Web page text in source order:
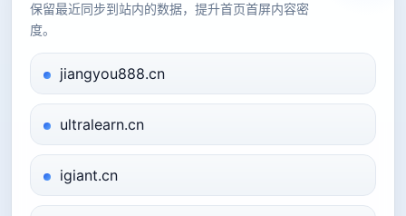
保留最近同步到站内的数据，提升首页首屏内容密
度。
jiangyou888.cn
ultralearn.cn
igiant.cn